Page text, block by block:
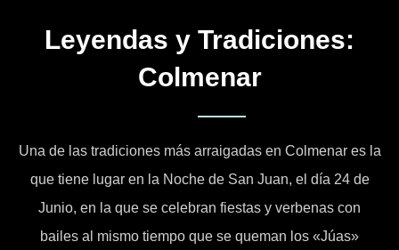
Leyendas y Tradiciones:
Colmenar
Una de las tradiciones más arraigadas en Colmenar es la
que tiene lugar en la Noche de San Juan, el día 24 de
Junio, en la que se celebran fiestas y verbenas con
bailes al mismo tiempo que se queman los «Júas»